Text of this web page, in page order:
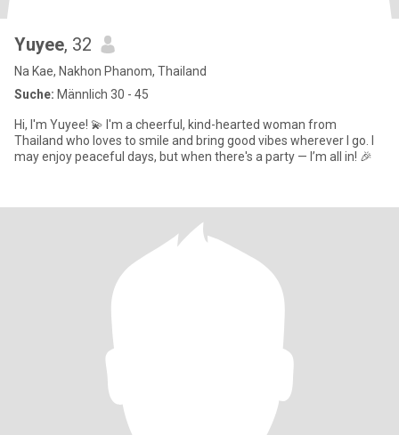
Yuyee, 32
Na Kae, Nakhon Phanom, Thailand
Suche: Männlich 30 - 45
Hi, I'm Yuyee! 💫 I'm a cheerful, kind-hearted woman from
Thailand who loves to smile and bring good vibes wherever I go. I
may enjoy peaceful days, but when there's a party — I’m all in! 🎉